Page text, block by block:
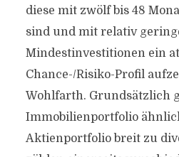
diese mit zwölf bis 48
sind und mit relativ
Mindestinvestitionen ein
Chance-/Risiko-Profil
Wohlfarth. Grundsätzlich
Immobilienportfolio
Aktienportfolio breit zu